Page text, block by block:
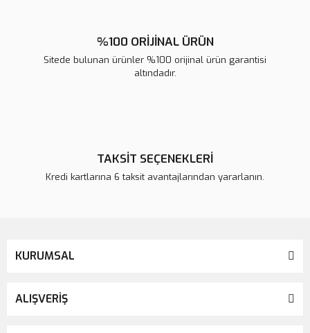
%100 ORİJİNAL ÜRÜN
Sitede bulunan ürünler %100 orijinal ürün garantisi
altındadır.
TAKSİT SEÇENEKLERİ
Kredi kartlarına 6 taksit avantajlarından yararlanın.
KURUMSAL
ALIŞVERİŞ